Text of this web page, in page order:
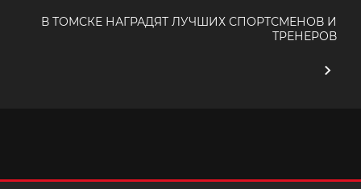
В ТОМСКЕ НАГРАДЯТ ЛУЧШИХ СПОРТСМЕНОВ И
ТРЕНЕРОВ